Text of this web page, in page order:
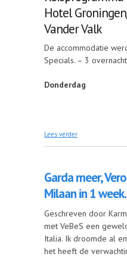
Hotel
Vander Valk
De accommodatie
Specials. – 3
Donderdag
Lees verder
Garda meer,
Milaan in 1
Geschreven door
met VeBeS een
Italia. Ik droomde al
het heeft de